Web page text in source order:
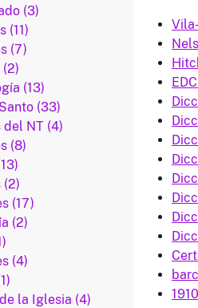
(3)
(11)
(7)
(13)
(33)
del NT (4)
(8)
(2)
(17)
(2)
(4)
la Iglesia (4)